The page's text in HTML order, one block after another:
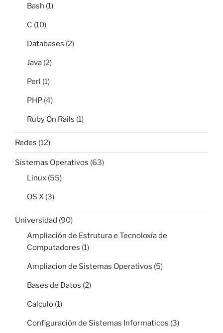
Bash (1)
C (10)
Databases (2)
Java (2)
Perl (1)
PHP (4)
Ruby On Rails (1)
Redes (12)
Sistemas Operativos (63)
Linux (55)
OS X (3)
Universidad (90)
Ampliación de Estrutura e Tecnoloxía de
Computadores (1)
Ampliacion de Sistemas Operativos (5)
Bases de Datos (2)
Calculo (1)
Configuración de Sistemas Informaticos (3)